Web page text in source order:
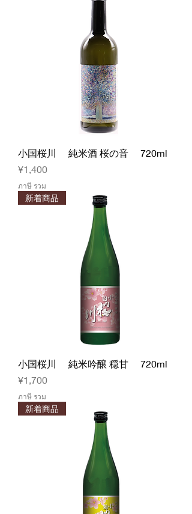
小国桜川 純米酒 桜の音 720ml
ราคา
¥1,400
ภาษี รวม
新着商品
小国桜川 純米吟醸 穏甘 720ml
ราคา
¥1,700
ภาษี รวม
新着商品